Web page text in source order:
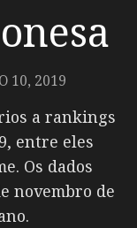
10, 2019
a rankings
entre eles
Os dados
novembro de